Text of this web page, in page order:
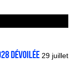
dévoilée 29 juillet